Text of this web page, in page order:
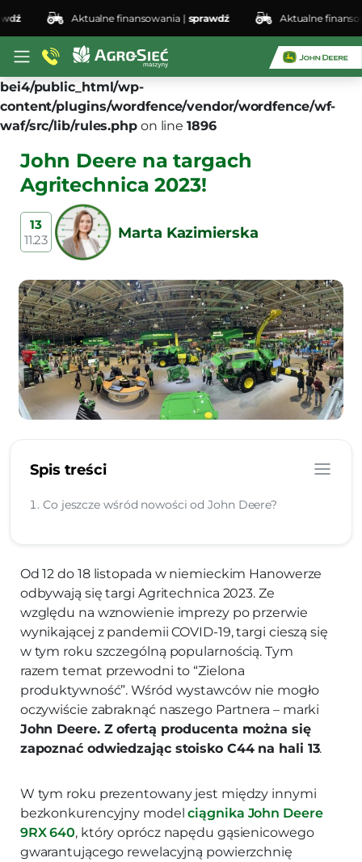
Deprecated
: preg_replace(): Passing null to parameter
#3 ($subject) of type array|string is deprecated in
/home/klient.dhosting.pl/lswis6155/agro-siec.pl-
bei4/public_html/wp-
content/plugins/wordfence/vendor/wordfence/wf-
waf/src/lib/rules.phpon line1896
Aktualne finansowania |sprawdź Aktualne
John Deere na targach
Agritechnica 2023!
13
11.23
Marta Kazimierska
Spis treści
Co jeszcze wśród nowości od John Deere?
Od 12 do 18 listopada w niemieckim Hanowerze
odbywają się targi Agritechnica 2023. Ze
względu na wznowienie imprezy po przerwie
wynikającej z pandemii COVID-19, targi cieszą się
w tym roku szczególną popularnością. Tym
razem temat przewodni to “Zielona
produktywność”. Wśród wystawców nie mogło
oczywiście zabraknąć naszego Partnera – marki
John Deere. Z ofertą producenta można się
zapoznać odwiedzając stoisko C44 na hali 13.
W tym roku prezentowany jest między innymi
bezkonkurencyjny modelciągnika John Deere
9RX 640, który oprócz napędu gąsienicowego
gwarantującego rewelacyjną powierzchnię